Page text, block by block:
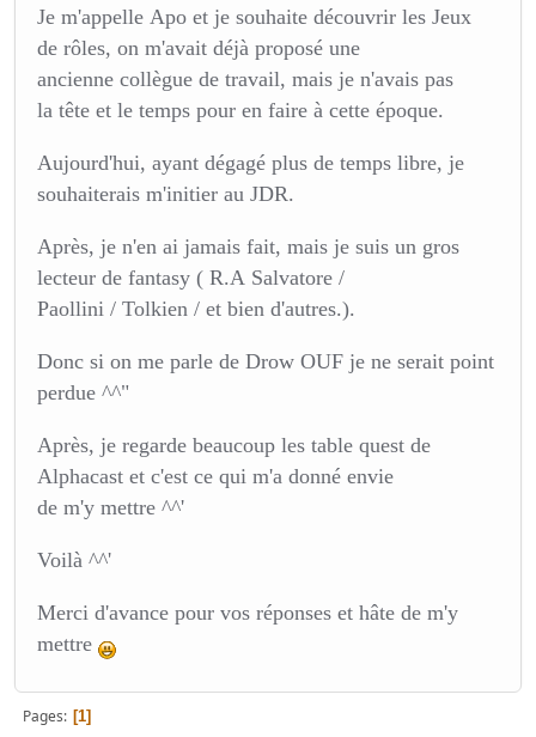
Je m'appelle Apo et je souhaite découvrir les Jeux
de rôles, on m'avait déjà proposé une
ancienne collègue de travail, mais je n'avais pas
la tête et le temps pour en faire à cette époque.
Aujourd'hui, ayant dégagé plus de temps libre, je
souhaiterais m'initier au JDR.
Après, je n'en ai jamais fait, mais je suis un gros
lecteur de fantasy ( R.A Salvatore /
Paollini / Tolkien / et bien d'autres.).
Donc si on me parle de Drow OUF je ne serait point
perdue ^^"
Après, je regarde beaucoup les table quest de
Alphacast et c'est ce qui m'a donné envie
de m'y mettre ^^'
Voilà ^^'
Merci d'avance pour vos réponses et hâte de m'y
mettre
Pages 1